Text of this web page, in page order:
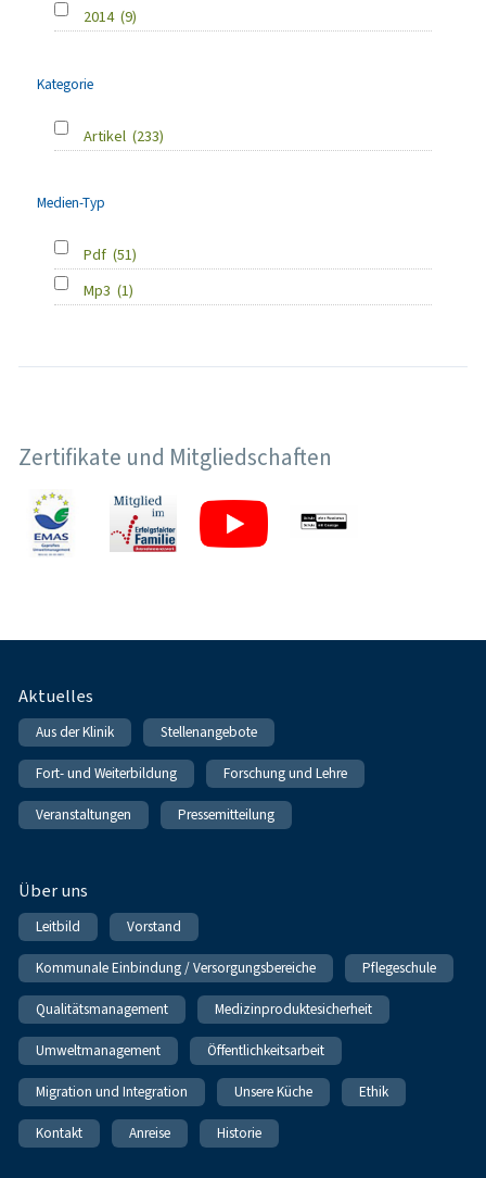
2014 (9)
Kategorie
Artikel (233)
Medien-Typ
Pdf (51)
Mp3 (1)
Zertifikate und Mitgliedschaften
Fußnavigation
Aktuelles
Aus der Klinik Stellenangebote
Fort- und Weiterbildung Forschung und Lehre
Veranstaltungen Pressemitteilung
Über uns
Leitbild Vorstand
Kommunale Einbindung / Versorgungsbereiche Pflegeschule
Qualitätsmanagement Medizinproduktesicherheit
Umweltmanagement Öffentlichkeitsarbeit
Migration und Integration Unsere Küche Ethik
Kontakt Anreise Historie